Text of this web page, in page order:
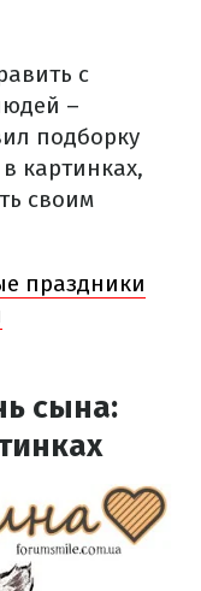
с
–
подборку
картинках,
своим
праздники
сына: